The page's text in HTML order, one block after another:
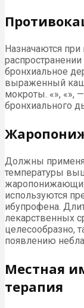
Назначаются
бронхиальное
выраженный
мокроты. «», «»,
бронхиального
Должны
температуры
используются
ибупрофена.
лекарственных
целесообразно,
появлению
Местная
терапия